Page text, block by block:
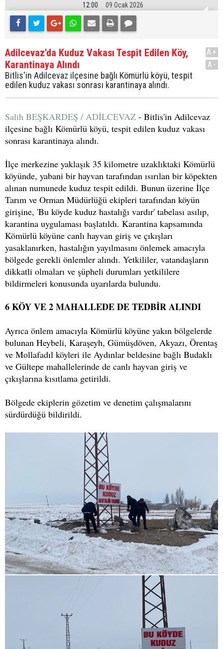
12:00 09 Ocak 2026
Adilcevaz'da Kuduz Vakası Tespit Edilen Köy,
Karantinaya Alındı
Bitlis'in Adilcevaz ilçesine bağlı Kömürlü köyü, tespit
edilen kuduz vakası sonrası karantinaya alındı.
A+
A-
Salih BEŞKARDEŞ / ADİLCEVAZ - Bitlis'in Adilcevaz
ilçesine bağlı Kömürlü köyü, tespit edilen kuduz vakası
sonrası karantinaya alındı.
İlçe merkezine yaklaşık 35 kilometre uzaklıktaki Kömürlü
köyünde, yabani bir hayvan tarafından ısırılan bir köpekten
alınan numunede kuduz tespit edildi. Bunun üzerine İlçe
Tarım ve Orman Müdürlüğü ekipleri tarafından köyün
girişine, 'Bu köyde kuduz hastalığı vardır' tabelası asılıp,
karantina uygulaması başlatıldı. Karantina kapsamında
Kömürlü köyüne canlı hayvan giriş ve çıkışları
yasaklanırken, hastalığın yayılmasını önlemek amacıyla
bölgede gerekli önlemler alındı. Yetkililer, vatandaşların
dikkatli olmaları ve şüpheli durumları yetkililere
bildirmeleri konusunda uyarılarda bulundu.
6 KÖY VE 2 MAHALLEDE DE TEDBİR ALINDI
Ayrıca önlem amacıyla Kömürlü köyüne yakın bölgelerde
bulunan Heybeli, Karaşeyh, Gümüşdöven, Akyazı, Örentaş
ve Mollafadıl köyleri ile Aydınlar beldesine bağlı Budaklı
ve Gültepe mahallelerinde de canlı hayvan giriş ve
çıkışlarına kısıtlama getirildi.
Bölgede ekiplerin gözetim ve denetim çalışmalarını
sürdürdüğü bildirildi.